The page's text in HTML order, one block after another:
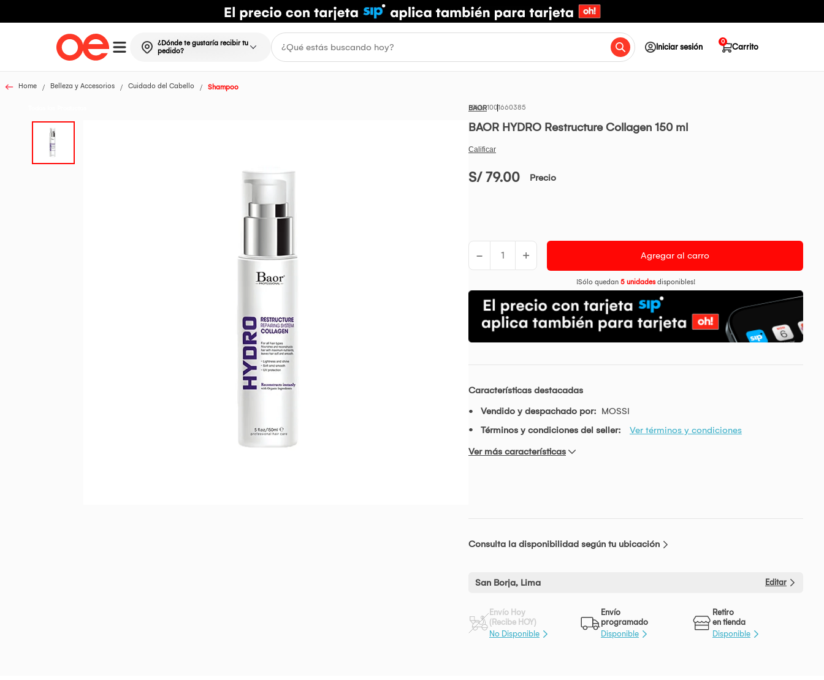
¿Dónde te gustaría recibir tu
pedido?
Iniciar sesión Carrito
0
Home Belleza y Accesorios Cuidado del Cabello Shampoo
BAOR1001660385
BAOR HYDRO Restructure Collagen 150 ml
S/ 79.00 Precio
- + Agregar al carro
¡Sólo quedan 5 unidadesdisponibles!
Características destacadas
Vendido y despachado por: MOSSI
Términos y condiciones del seller:
Ver términos y condiciones
Ver más características
Consulta la disponibilidad según tu ubicación
San Borja, Lima Editar
Envío Hoy
(Recibe HOY)
No Disponible
Envío
programado
Disponible
Retiro
en tienda
Disponible